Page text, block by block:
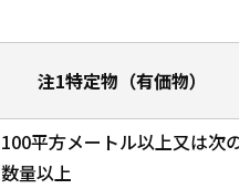
注1特定物（有価物）
100平方メートル以上又は次の
数量以上